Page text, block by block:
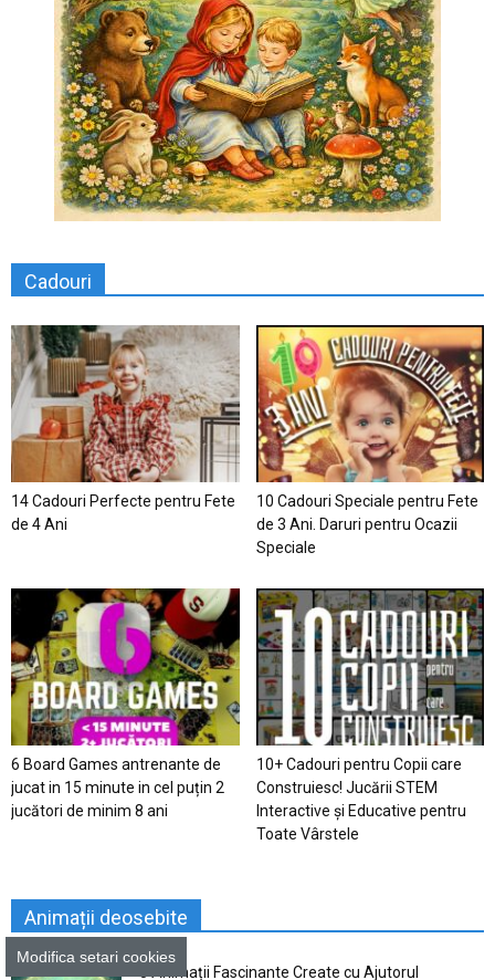
Cadouri
14 Cadouri Perfecte pentru Fete
de 4 Ani
10 Cadouri Speciale pentru Fete
de 3 Ani. Daruri pentru Ocazii
Speciale
6 Board Games antrenante de
jucat in 15 minute in cel puțin 2
jucători de minim 8 ani
10+ Cadouri pentru Copii care
Construiesc! Jucării STEM
Interactive și Educative pentru
Toate Vârstele
Animații deosebite
5 Animații Fascinante Create cu Ajutorul
Modifica setari cookies